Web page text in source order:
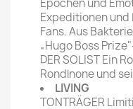
Epochen und
Expeditionen
Fans. Aus
„Hugo Boss
DER SOLIST Ein
Rondlnone und
LIVING
TONTRÄGER